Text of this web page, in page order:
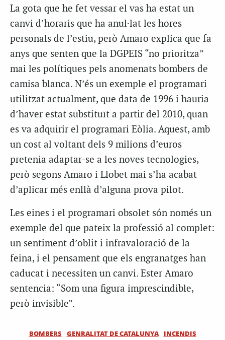
La gota que he fet vessar el vas ha estat un
canvi d’horaris que ha anul·lat les hores
personals de l’estiu, però Amaro explica que fa
anys que senten que la DGPEIS “no prioritza”
mai les polítiques pels anomenats bombers de
camisa blanca. N’és un exemple el programari
utilitzat actualment, que data de 1996 i hauria
d’haver estat substituït a partir del 2010, quan
es va adquirir el programari Eòlia. Aquest, amb
un cost al voltant dels 9 milions d’euros
pretenia adaptar-se a les noves tecnologies,
però segons Amaro i Llobet mai s’ha acabat
d’aplicar més enllà d’alguna prova pilot.
Les eines i el programari obsolet són només un
exemple del que pateix la professió al complet:
un sentiment d’oblit i infravaloració de la
feina, i el pensament que els engranatges han
caducat i necessiten un canvi. Ester Amaro
sentencia: “Som una figura imprescindible,
però invisible”.
BOMBERS GENRALITAT DE CATALUNYA
INCENDIS